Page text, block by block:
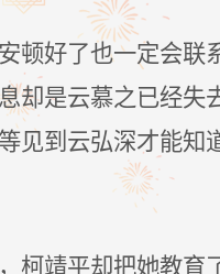
顿好了也一定会联
却是云慕之已经失
见到云弘深才能知
柯靖平却把她教育